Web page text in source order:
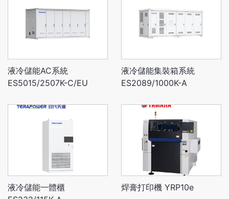
液冷儲能AC系統
ES5015/2507K-C/EU
液冷儲能集裝箱系統
ES2089/1000K-A
液冷儲能一體櫃
焊膏打印機 YRP10e